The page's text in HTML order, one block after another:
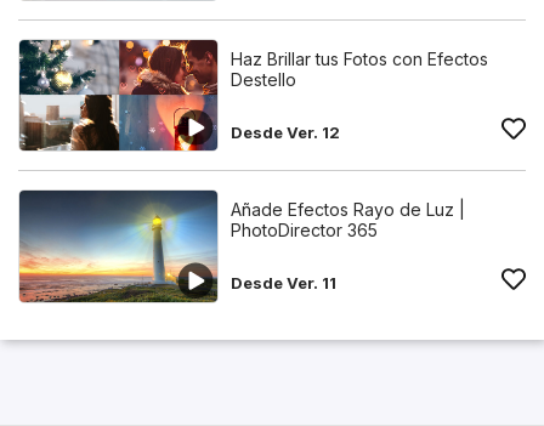
Haz Brillar tus Fotos con Efectos
Destello
Desde Ver. 12
Añade Efectos Rayo de Luz |
PhotoDirector 365
Desde Ver. 11